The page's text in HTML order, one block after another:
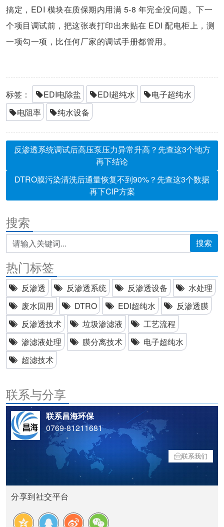
搞定，EDI 模块在质保期内用满 5-8 年完全没问题。下一
个项目调试前，把这张表打印出来贴在 EDI 配电柜上，测
一项勾一项，比任何厂家的调试手册都管用。
标签： EDI电除盐 EDI超纯水
电子超纯水
电阻率
纯水设备
反渗透系统调试后高压泵压力异常升高？先查这3个地方
再下结论
DTRO膜污染清洗后通量恢复不到90%？先查这3个数据
再下CIP方案
搜索
搜索
热门标签
反渗透 反渗透系统 反渗透设备
水处理
废水回用
DTRO EDI超纯水
反渗透膜
反渗透技术
垃圾渗滤液
工艺流程
渗滤液处理
膜分离技术
电子超纯水
超滤技术
联系与分享
联系昌海环保
0769-81211681
联系我们
分享到社交平台